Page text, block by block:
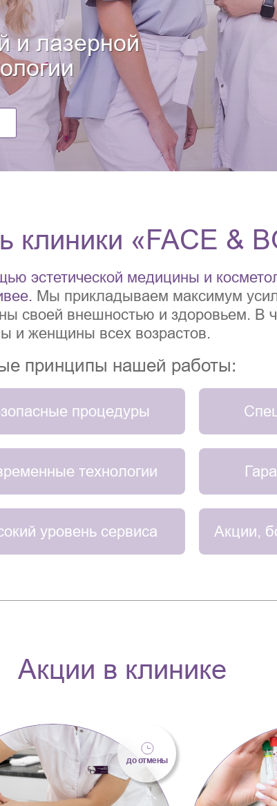
лазерной
клиники «FACE &
эстетической медицины и
Мы прикладываем максимум
своей внешностью и здоровьем. В
и женщины всех возрастов.
принципы нашей работы:
процедуры
технологии
уровень сервиса Акции,
Акции в клинике
до отмены